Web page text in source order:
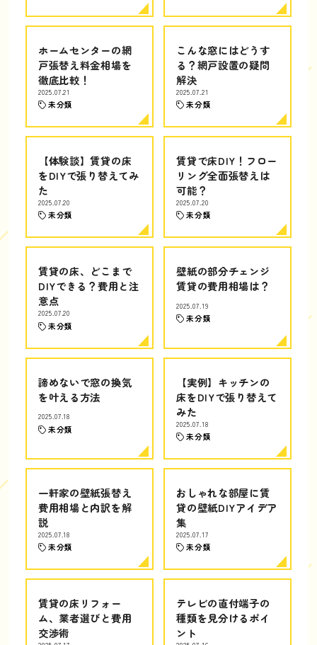
ホームセンターの網
戸張替え料金相場を
徹底比較！
2025.07.21
未分類
こんな窓にはどうす
る？網戸設置の疑問
解決
2025.07.21
未分類
【体験談】賃貸の床
をDIYで張り替えてみ
た
2025.07.20
未分類
賃貸で床DIY！フロー
リング全面張替えは
可能？
2025.07.20
未分類
賃貸の床、どこまで
DIYできる？費用と注
意点
2025.07.20
未分類
壁紙の部分チェンジ
賃貸の費用相場は？
2025.07.19
未分類
諦めないで窓の換気
を叶える方法
2025.07.18
未分類
【実例】キッチンの
床をDIYで張り替えて
みた
2025.07.18
未分類
一軒家の壁紙張替え
費用相場と内訳を解
説
2025.07.18
未分類
おしゃれな部屋に賃
貸の壁紙DIYアイデア
集
2025.07.17
未分類
賃貸の床リフォー
ム、業者選びと費用
交渉術
テレビの直付端子の
種類を見分けるポイ
ント